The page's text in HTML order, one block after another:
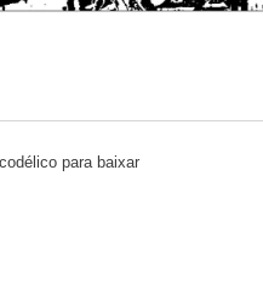
para baixar